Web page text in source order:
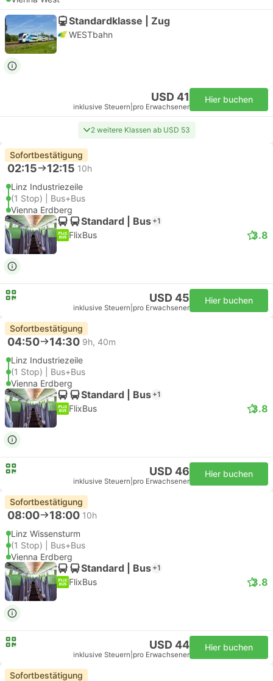
Standardklasse | Zug
WESTbahn
USD 41
inklusive Steuern pro Erwachsener
Hier buchen
2 weitere Klassen ab USD 53
Sofortbestätigung
02:15 12:15 10h
Linz Industriezeile
(1 Stop) | Bus+Bus
Vienna Erdberg
Standard | Bus +1
FlixBus 3.8
USD 45
inklusive Steuern pro Erwachsener
Hier buchen
Sofortbestätigung
04:50 14:30 9h, 40m
Linz Industriezeile
(1 Stop) | Bus+Bus
Vienna Erdberg
Standard | Bus +1
FlixBus 3.8
USD 46
inklusive Steuern pro Erwachsener
Hier buchen
Sofortbestätigung
08:00 18:00 10h
Linz Wissensturm
(1 Stop) | Bus+Bus
Vienna Erdberg
Standard | Bus +1
FlixBus 3.8
USD 44
inklusive Steuern pro Erwachsener
Hier buchen
Sofortbestätigung